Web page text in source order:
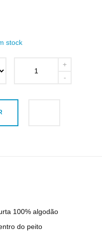
stock
100% algodão
do peito